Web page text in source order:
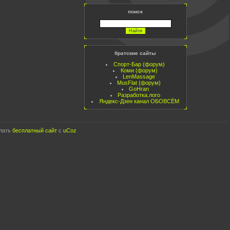
поиск
братские сайты
Спорт-Бар (форум)
Коми (форум)
LenMassage
MusFlat (форум)
GoHran
Разработка.лого
Яндекс-Дзен канал ОБОВСЁМ
бесплатный сайт с uCoz